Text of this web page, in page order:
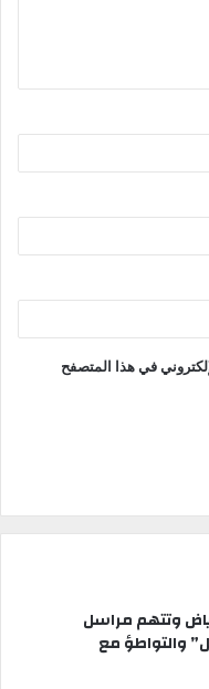
في هذا المتصفح
وتتهم مراسل
والتواطؤ مع